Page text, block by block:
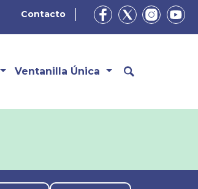
Contacto
Ventanilla Única